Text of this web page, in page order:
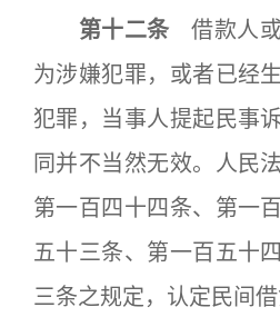
第十二条 借款人
为涉嫌犯罪，或者已经
犯罪，当事人提起民事
同并不当然无效。人民
第一百四十四条、第一
五十三条、第一百五十
三条之规定，认定民间借